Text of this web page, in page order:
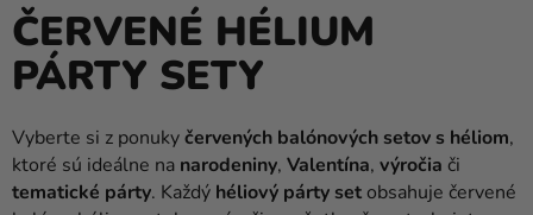
Hélium
a
balóny
Párty
ČERVENÉ HÉLIUM
PÁRTY SETY
Vyberte si z ponukyčervených balónových setov s héliom,
ktoré sú ideálne na narodeniny, Valentína, výročia či
tematické párty. Každý héliový párty set obsahuje červené